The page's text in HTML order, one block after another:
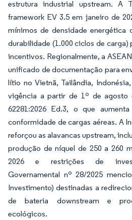
estrutura industrial upstream. A
framework EV 3.5 em janeiro de
mínimos de densidade energética
durabilidade (1.000 ciclos de carga)
incentivos. Regionalmente, a
unificado de documentação para
lítio no Vietnã, Tailândia,
vigência a partir de 1º de agosto
62281:2026 Ed.3, o que
conformidade de cargas aéreas. A
reforçou as alavancas upstream,
produção de níquel de 250 a 260
2026 e restrições de
Governamental nº 28/2025
Investimento) destinadas a
de bateria downstream e
ecológicos.